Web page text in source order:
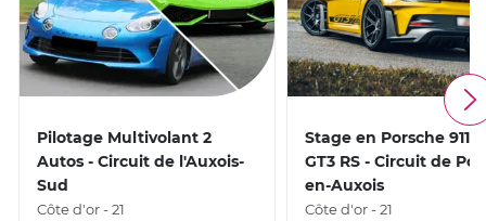
Pilotage Multivolant 2
Autos - Circuit de l'Auxois-
Sud
Côte d'or - 21
Stage en Porsche 911
GT3 RS - Circuit de
en-Auxois
Côte d'or - 21